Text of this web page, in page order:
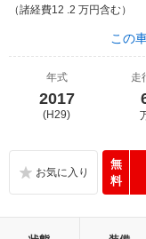
（諸経費12 .2 万円含む）
この
年式
2017
(H29)
走
無
料